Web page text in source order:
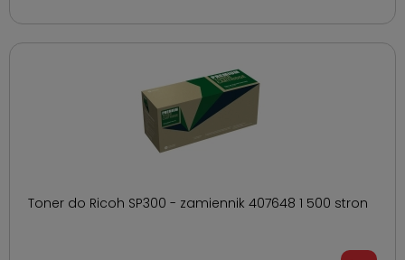
Toner do Ricoh SP300 - zamiennik 407648 1 500 stron